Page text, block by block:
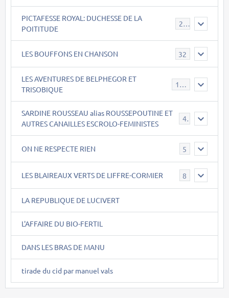
PICTAFESSE ROYAL: DUCHESSE DE LA
POITITUDE
23
LES BOUFFONS EN CHANSON 32
LES AVENTURES DE BELPHEGOR ET
TRISOBIQUE
147
SARDINE ROUSSEAU alias ROUSSEPOUTINE ET
AUTRES CANAILLES ESCROLO-FEMINISTES
40
ON NE RESPECTE RIEN 5
LES BLAIREAUX VERTS DE LIFFRE-CORMIER 8
LA REPUBLIQUE DE LUCIVERT
L'AFFAIRE DU BIO-FERTIL
DANS LES BRAS DE MANU
tirade du cid par manuel vals